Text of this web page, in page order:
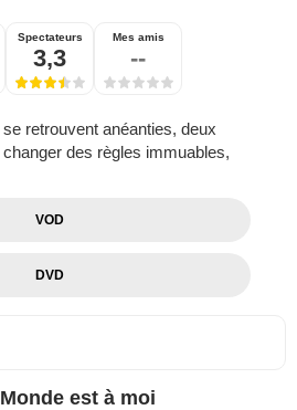
Spectateurs
3,3
Mes amis
--
retrouvent anéanties, deux
des règles immuables,
VOD
DVD
est à moi